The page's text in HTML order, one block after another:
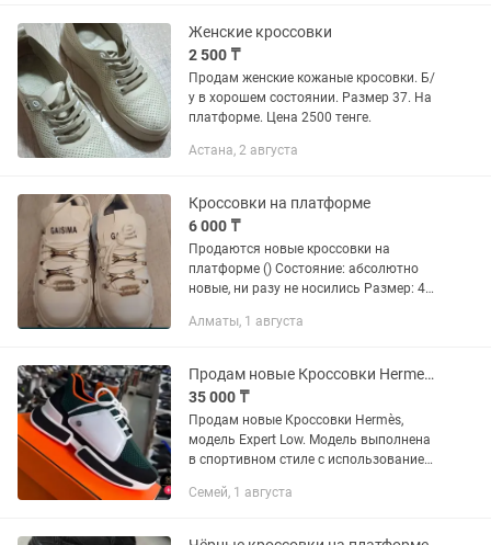
Женские кроссовки
2 500 ₸
Продам женские кожаные кросовки. Б/
у в хорошем состоянии. Размер 37. На
платформе. Цена 2500 тенге.
Астана, 2 августа
Кроссовки на платформе
6 000 ₸
Продаются новые кроссовки на
платформе () Состояние: абсолютно
новые, ни разу не носились Размер: 40
Стильные кроссовки на массивной
Алматы, 1 августа
Продам новые Кроссовки Hermes, модель Expert Low
35 000 ₸
Продам новые Кроссовки Hermès,
модель Expert Low. Модель выполнена
в спортивном стиле с использованием
материал верха — темно-зеленая (teal)
Семей, 1 августа